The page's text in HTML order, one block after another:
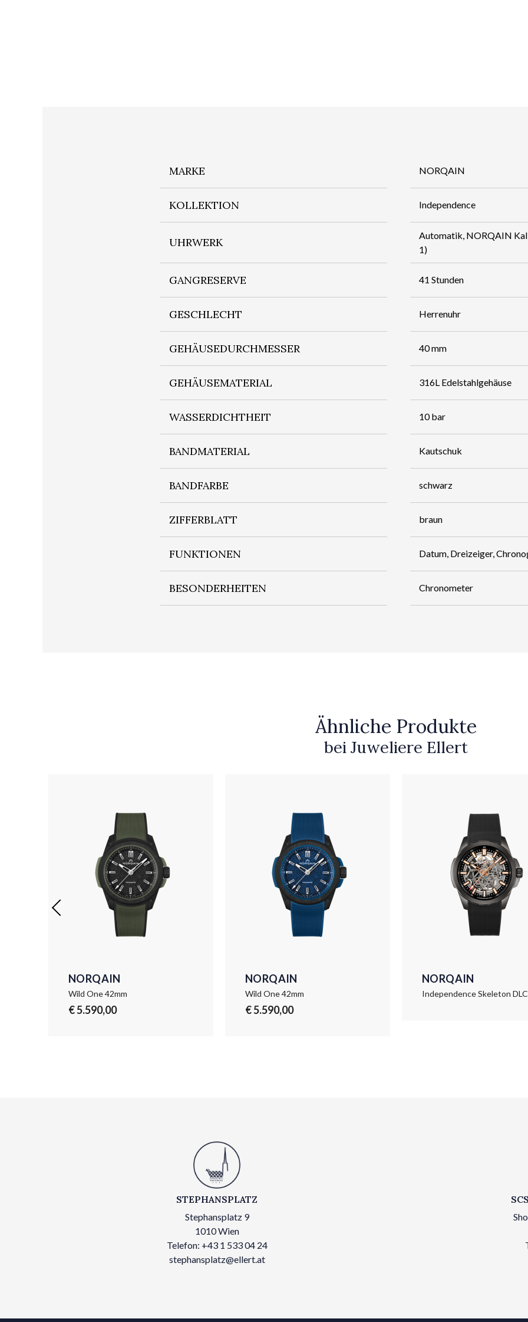
MARKE NORQAIN
KOLLEKTION Independence
UHRWERK
Automatik, NORQAIN
1)
GANGRESERVE 41 Stunden
GESCHLECHT Herrenuhr
GEHÄUSEDURCHMESSER 40 mm
GEHÄUSEMATERIAL 316L Edelstahlgehäuse
WASSERDICHTHEIT 10 bar
BANDMATERIAL Kautschuk
BANDFARBE schwarz
ZIFFERBLATT braun
FUNKTIONEN Datum, Dreizeiger,
BESONDERHEITEN Chronometer
Ähnliche Produkte
bei Juweliere Ellert
NORQAIN
Wild One 42mm
€ 5.590,00
NORQAIN
Wild One 42mm
€ 5.590,00
NORQAIN
STEPHANSPLATZ
Stephansplatz 9
1010 Wien
Telefon: +43 1 533 04 24
stephansplatz@ellert.at